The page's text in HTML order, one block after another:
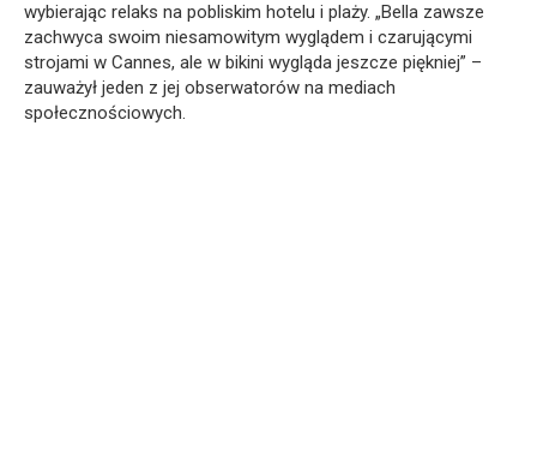
wybierając relaks na pobliskim hotelu i plaży. „Bella zawsze
zachwyca swoim niesamowitym wyglądem i czarującymi
strojami w Cannes, ale w bikini wygląda jeszcze piękniej” –
zauważył jeden z jej obserwatorów na mediach
społecznościowych.